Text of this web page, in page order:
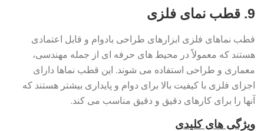
9. قطب نمای فلزی
قطب نماهای فلزی ابزارهای طراحی بادوام و قابل اعتمادی
هستند که معمولاً در محیط های حرفه ای از جمله مهندسی،
معماری و طراحی استفاده می شوند. این قطب نماها دارای
اجزای فلزی با کیفیت بالا برای دوام و پایداری بیشتر هستند که
آنها را برای کارهای دقیق و دقیق مناسب می کند.
ویژگی های کلیدی